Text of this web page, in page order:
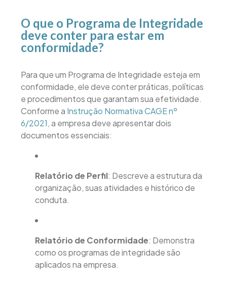
O que o Programa de Integridade
deve conter para estar em
conformidade?
Para que um Programa de Integridade esteja em
conformidade, ele deve conter práticas, políticas
e procedimentos que garantam sua efetividade.
Conforme a Instrução Normativa CAGE nº
6/2021, a empresa deve apresentar dois
documentos essenciais:
Relatório de Perfil: Descreve a estrutura da
organização, suas atividades e histórico de
conduta.
Relatório de Conformidade: Demonstra
como os programas de integridade são
aplicados na empresa.